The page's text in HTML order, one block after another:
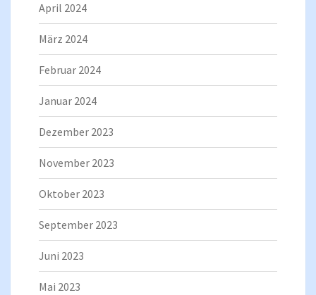
April 2024
März 2024
Februar 2024
Januar 2024
Dezember 2023
November 2023
Oktober 2023
September 2023
Juni 2023
Mai 2023